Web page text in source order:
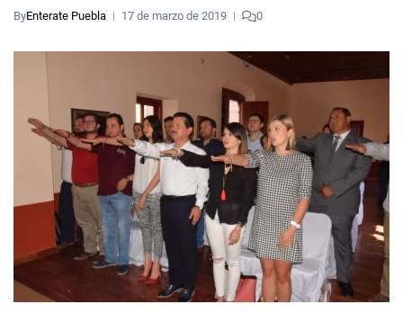
ByEnterate Puebla 17 de marzo de 2019 0